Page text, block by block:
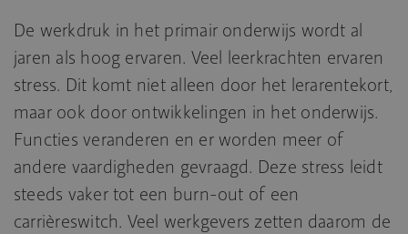
De werkdruk in het primair onderwijs wordt al
jaren als hoog ervaren. Veel leerkrachten ervaren
stress. Dit komt niet alleen door het lerarentekort,
maar ook door ontwikkelingen in het onderwijs.
Functies veranderen en er worden meer of
andere vaardigheden gevraagd. Deze stress leidt
steeds vaker tot een burn-out of een
carrièreswitch. Veel werkgevers zetten daarom de